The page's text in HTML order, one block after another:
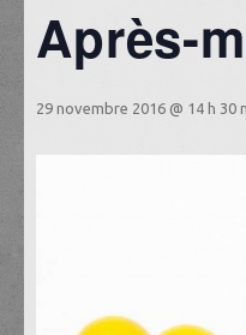
Après-
29 novembre 2016 @ 14 h 30